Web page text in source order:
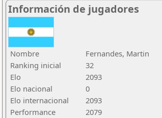
Información de jugadores
Nombre
Fernandes, Martin
Ranking inicial
32
Elo
2093
Elo nacional
0
Elo internacional
2093
Performance
2079